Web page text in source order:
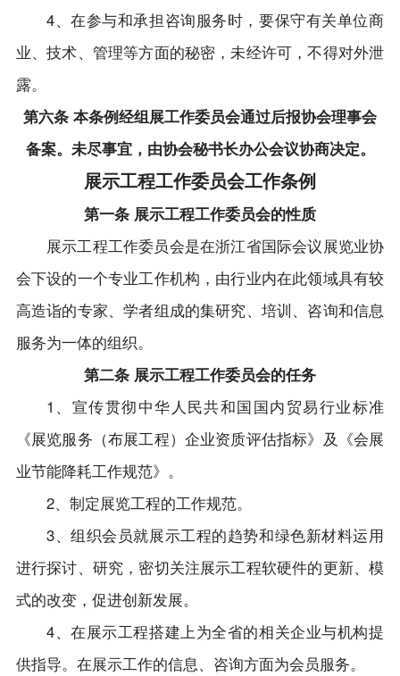
4、在参与和承担咨询服务时，要保守有关单位商
业、技术、管理等方面的秘密，未经许可，不得对外泄
露。
第六条 本条例经组展工作委员会通过后报协会理事会
备案。未尽事宜，由协会秘书长办公会议协商决定。
展示工程工作委员会工作条例
第一条 展示工程工作委员会的性质
展示工程工作委员会是在浙江省国际会议展览业协
会下设的一个专业工作机构，由行业内在此领域具有较
高造诣的专家、学者组成的集研究、培训、咨询和信息
服务为一体的组织。
第二条 展示工程工作委员会的任务
1、宣传贯彻中华人民共和国国内贸易行业标准
《展览服务（布展工程）企业资质评估指标》及《会展
业节能降耗工作规范》。
2、制定展览工程的工作规范。
3、组织会员就展示工程的趋势和绿色新材料运用
进行探讨、研究，密切关注展示工程软硬件的更新、模
式的改变，促进创新发展。
4、在展示工程搭建上为全省的相关企业与机构提
供指导。在展示工作的信息、咨询方面为会员服务。